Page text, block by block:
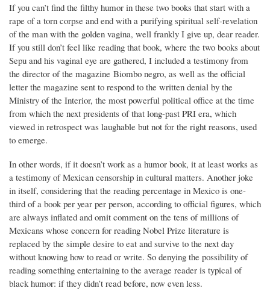
If you can’t find the filthy humor in these two books that start with a
rape of a torn corpse and end with a purifying spiritual self-revelation
of the man with the golden vagina, well frankly I give up, dear reader.
If you still don’t feel like reading that book, where the two books about
Sepu and his vaginal eye are gathered, I included a testimony from
the director of the magazine Biombo negro, as well as the official
letter the magazine sent to respond to the written denial by the
Ministry of the Interior, the most powerful political office at the time
from which the next presidents of that long-past PRI era, which
viewed in retrospect was laughable but not for the right reasons, used
to emerge.
In other words, if it doesn’t work as a humor book, it at least works as
a testimony of Mexican censorship in cultural matters. Another joke
in itself, considering that the reading percentage in Mexico is one-
third of a book per year per person, according to official figures, which
are always inflated and omit comment on the tens of millions of
Mexicans whose concern for reading Nobel Prize literature is
replaced by the simple desire to eat and survive to the next day
without knowing how to read or write. So denying the possibility of
reading something entertaining to the average reader is typical of
black humor: if they didn’t read before, now even less.